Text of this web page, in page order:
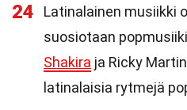
24
Latinalainen musiikki
suosiotaan
Shakira ja Ricky
latinalaisia rytmejä